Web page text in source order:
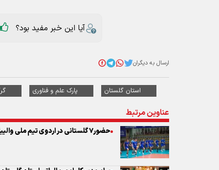
پارک علم و فناوری
حضور۷ گلستانی در اردوی تیم ملی والیبال زیر۱۷سال کشور